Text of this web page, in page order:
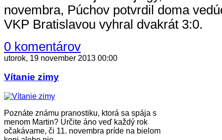
novembra, Púchov potvrdil doma
VKP Bratislavou vyhral dvakrát 3:0.
0 komentárov
utorok, 19 november 2013 00:00
Vítanie zimy
Poznáte známu pranostiku, ktorá sa spája s
menom Martin? Určite áno veď každý rok
očakávame, či 11. novembra príde na bielom